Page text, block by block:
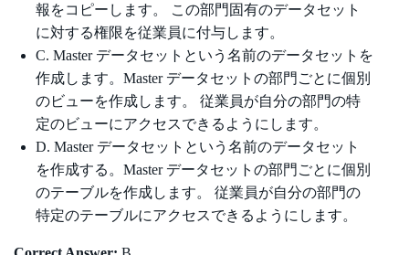
報をコピーします。 この部門固有のデータセット
に対する権限を従業員に付与します。
C. Master データセットという名前のデータセットを
作成します。Master データセットの部門ごとに個別
のビューを作成します。 従業員が自分の部門の特
定のビューにアクセスできるようにします。
D. Master データセットという名前のデータセット
を作成する。Master データセットの部門ごとに個別
のテーブルを作成します。 従業員が自分の部門の
特定のテーブルにアクセスできるようにします。